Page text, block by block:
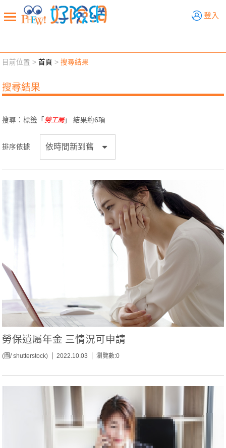
登入
新聞觀點 業務交流
退休先準備 好險學堂 輔銷工具 活動專區
目前位置 >首頁 >搜尋結果
搜尋結果
搜尋：標籤「 勞工局」 結果約6項
排序依據
勞保遺屬年金 三情況可申請
(圖/ shutterstock) 2022.10.03 瀏覽數:0